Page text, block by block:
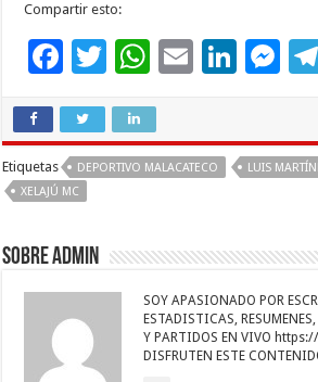
Compartir esto:
F
e
b
o
k
T
tt
er
W
at
sA
E
l
Li
e
M
n
Etiquetas DEPORTIVO MALACATECO LUIS
XELAJÚ MC
Sobre admin
SOY APASIONADO POR
ESTADISTICAS,
Y PARTIDOS EN VIVO
DISFRUTEN ESTE